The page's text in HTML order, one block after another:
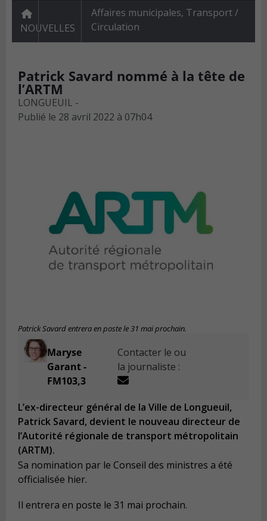
NOUVELLES
Affaires municipales, Transport /
Circulation
Patrick Savard nommé à la tête de
l’ARTM
LONGUEUIL -
Publié le 28 avril 2022 à 07h04
Patrick Savard entrera en poste le 31 mai prochain.
Maryse
Garant -
FM103,3
Contacter le ou
la journaliste :
L’ex-directeur général de la Ville de Longueuil,
Patrick Savard, devient le nouveau directeur de
l’Autorité régionale de transport métropolitain
(ARTM).
Sa nomination par le Conseil des ministres a été
officialisée hier.
Il entrera en poste le 31 mai prochain.